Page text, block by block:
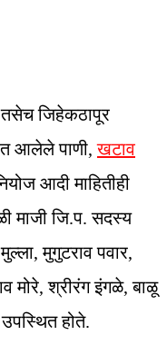
तसेच जिहेकठापूर
आलेले पाणी,खटाव
आदी माहितीही
माजी जि.प. सदस्य
मुगुटराव पवार,
मोरे, श्रीरंग इंगळे, बाळू
होते.